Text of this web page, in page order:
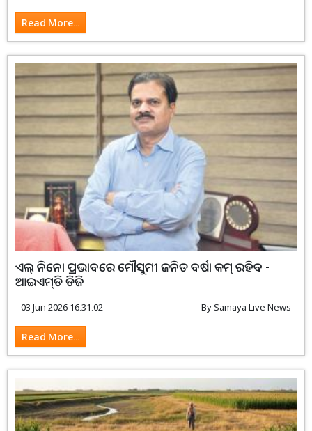
Read More...
ଏଲ୍‌ ନିନୋ ପ୍ରଭାବରେ ମୌସୁମୀ ଜନିତ ବର୍ଷା କମ୍‌ ରହିବ -
ଆଇଏମ୍‌ଡି ଡିଜି
03 Jun 2026 16:31:02 BySamaya Live News
Read More...